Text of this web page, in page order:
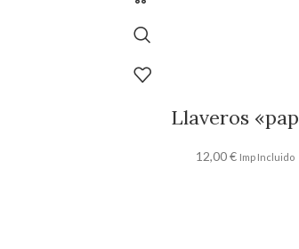
Llaveros
12,00€ Imp Incluido